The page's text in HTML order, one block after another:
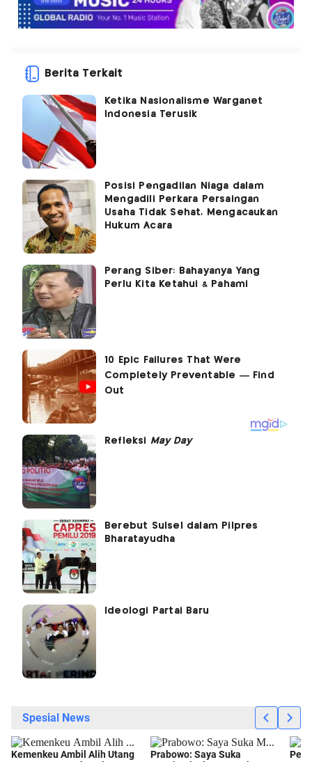
Berita Terkait
Ketika Nasionalisme Warganet
Indonesia Terusik
Posisi Pengadilan Niaga dalam
Mengadili Perkara Persaingan
Usaha Tidak Sehat, Mengacaukan
Hukum Acara
Perang Siber: Bahayanya Yang
Perlu Kita Ketahui & Pahami
Refleksi May Day
Berebut Sulsel dalam Pilpres
Bharatayudha
Ideologi Partai Baru